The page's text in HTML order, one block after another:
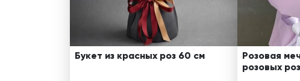
Букет из красных роз 60 см
Розовая
розовых роз